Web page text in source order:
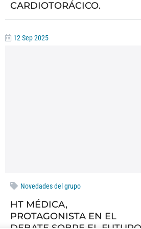
CARDIOTORÁCICO.
12 Sep 2025
Novedades del grupo
HT MÉDICA,
PROTAGONISTA EN EL